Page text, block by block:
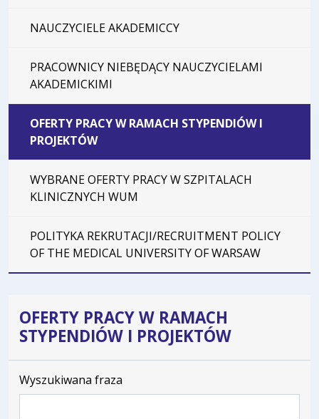
NAUCZYCIELE AKADEMICCY
PRACOWNICY NIEBĘDĄCY NAUCZYCIELAMI
AKADEMICKIMI
OFERTY PRACY W RAMACH STYPENDIÓW I
PROJEKTÓW
WYBRANE OFERTY PRACY W SZPITALACH
KLINICZNYCH WUM
POLITYKA REKRUTACJI/RECRUITMENT POLICY
OF THE MEDICAL UNIVERSITY OF WARSAW
OFERTY PRACY W RAMACH
STYPENDIÓW I PROJEKTÓW
Wyszukiwana fraza